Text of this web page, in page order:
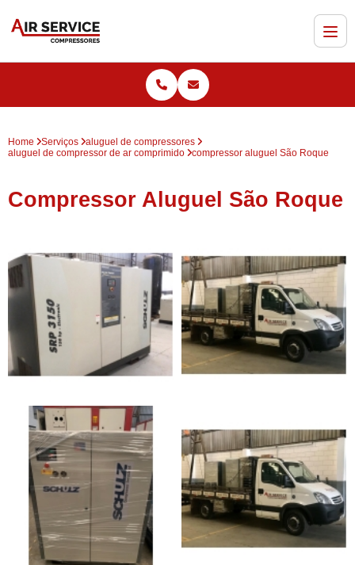
Home Serviços
aluguel de compressores
aluguel de compressor de ar comprimido
compressor aluguel São Roque
Compressor Aluguel São Roque